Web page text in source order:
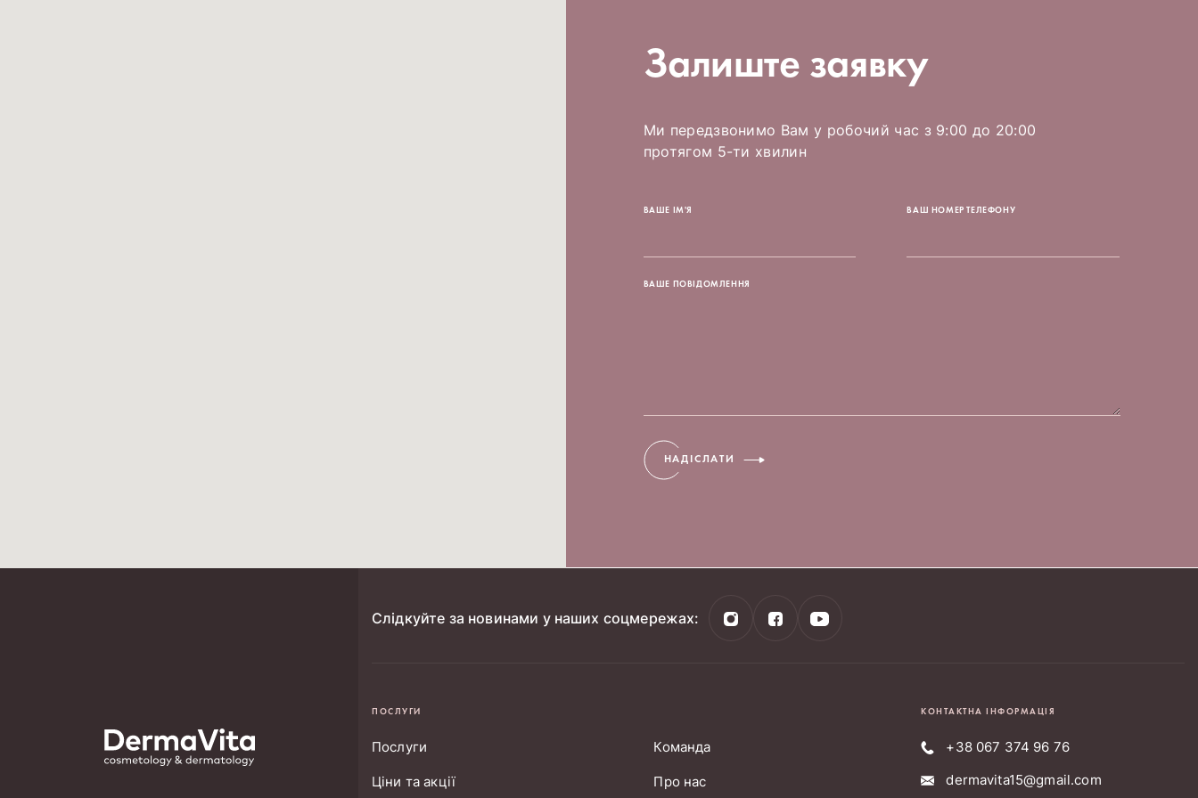
Залиште заявку
Ми передзвонимо Вам у робочий час з 9:00 до 20:00
протягом 5-ти хвилин
ВАШЕ ІМ'Я ВАШ НОМЕР ТЕЛЕФОНУ
ВАШЕ ПОВІДОМЛЕННЯ
НАДІСЛАТИ
Слідкуйте за новинами у наших соцмережах:
ПОСЛУГИ
Послуги
Ціни та акції
Команда
Про нас
КОНТАКТНА ІНФОРМАЦІЯ
+38 067 374 96 76
dermavita15@gmail.com